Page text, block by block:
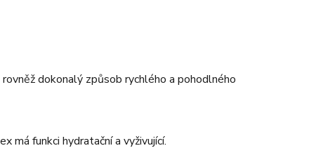
dokonalý způsob rychlého a pohodlného
má funkci hydratační a vyživující.